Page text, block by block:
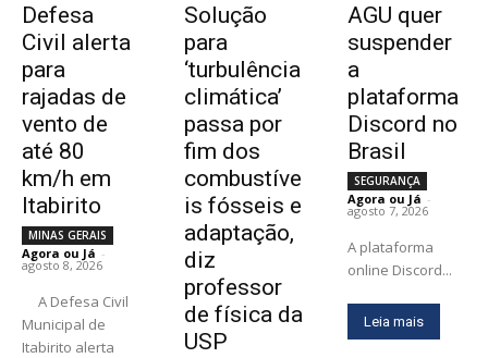
Defesa
Civil alerta
para
rajadas de
vento de
até 80
km/h em
Itabirito
MINAS GERAIS
Agora ou Já -
agosto 8, 2026
Municipal de
Itabirito alerta
Solução
para
‘turbulência
climática’
passa por
fim dos
combustíve
is fósseis e
adaptação,
diz
professor
de física da
USP
AGU quer
suspender
a
plataforma
Discord no
Brasil
SEGURANÇA
Agora ou Já -
agosto 7, 2026
A plataforma
online Discord...
Leia mais